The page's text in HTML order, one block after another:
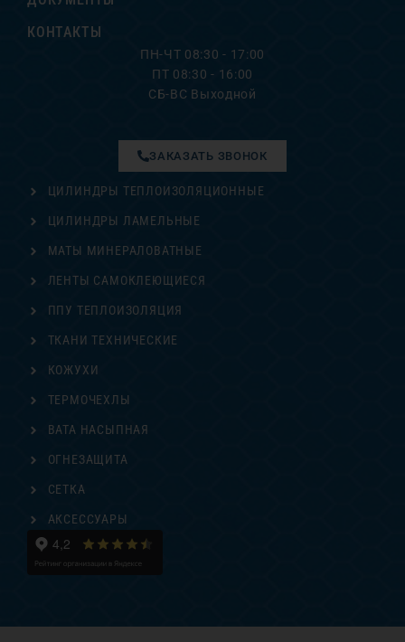
КОНТАКТЫ
ПН-ЧТ 08:30 - 17:00
ПТ 08:30 - 16:00
СБ-ВС Выходной
ЦИЛИНДРЫ ТЕПЛОИЗОЛЯЦИОННЫЕ
ЦИЛИНДРЫ ЛАМЕЛЬНЫЕ
МАТЫ МИНЕРАЛОВАТНЫЕ
ЛЕНТЫ САМОКЛЕЮЩИЕСЯ
ППУ ТЕПЛОИЗОЛЯЦИЯ
ТКАНИ ТЕХНИЧЕСКИЕ
ЗАКАЗАТЬ ЗВОНОК
КОЖУХИ
ТЕРМОЧЕХЛЫ
ВАТА НАСЫПНАЯ
ОГНЕЗАЩИТА
СЕТКА
АКСЕССУАРЫ